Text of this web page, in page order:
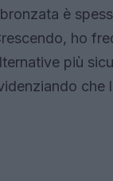
è
ho
più
che